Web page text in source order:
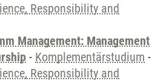
Responsibility and
Management: Management
- Komplementärstudium -
Responsibility and